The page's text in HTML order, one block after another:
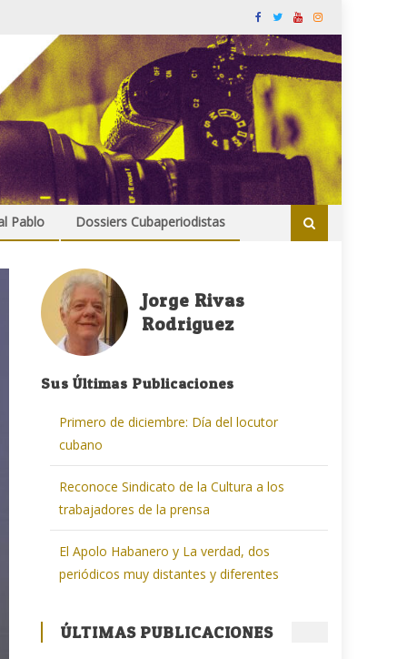
Pablo Dossiers Cubaperiodistas
Jorge Rivas
Rodriguez
Sus Últimas Publicaciones
Primero de diciembre: Día del locutor
cubano
Reconoce Sindicato de la Cultura a los
trabajadores de la prensa
El Apolo Habanero y La verdad, dos
periódicos muy distantes y diferentes
ÚLTIMAS PUBLICACIONES